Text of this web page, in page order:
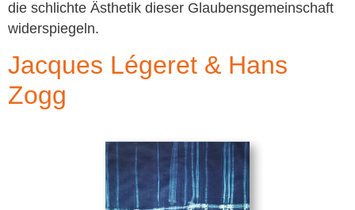
die schlichte Ästhetik dieser Glaubensgemeinschaft
widerspiegeln.
Jacques Légeret & Hans
Zogg